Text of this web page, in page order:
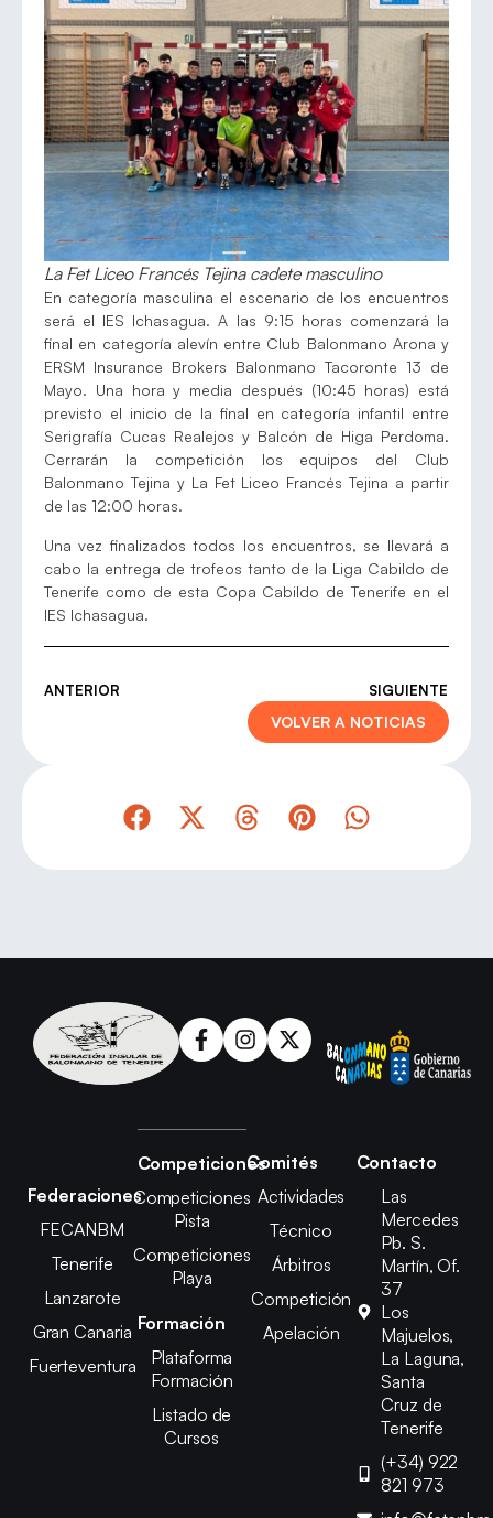
La Fet Liceo Francés Tejina cadete masculino
En categoría masculina el escenario de los encuentros
será el IES Ichasagua. A las 9:15 horas comenzará la
final en categoría alevín entre Club Balonmano Arona y
ERSM Insurance Brokers Balonmano Tacoronte 13 de
Mayo. Una hora y media después (10:45 horas) está
previsto el inicio de la final en categoría infantil entre
Serigrafía Cucas Realejos y Balcón de Higa Perdoma.
Cerrarán la competición los equipos del Club
Balonmano Tejina y La Fet Liceo Francés Tejina a partir
de las 12:00 horas.
Una vez finalizados todos los encuentros, se llevará a
cabo la entrega de trofeos tanto de la Liga Cabildo de
Tenerife como de esta Copa Cabildo de Tenerife en el
IES Ichasagua.
ANTERIOR SIGUIENTE
VOLVER A NOTICIAS
Federaciones
FECANBM
Tenerife
Lanzarote
Gran Canaria
Fuerteventura
Competiciones
Competiciones
Pista
Competiciones
Playa
Formación
Plataforma
Formación
Listado de
Cursos
Comités
Actividades
Técnico
Árbitros
Competición
Apelación
Contacto
Las
Mercedes
Pb. S.
Martín, Of.
37
Los
Majuelos,
La Laguna,
Santa
Cruz de
Tenerife
(+34) 922
821 973